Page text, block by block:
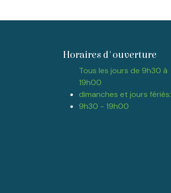
Horaires d'ouverture
Tous les jours de 9h30 à
19h00
dimanches et jours fériés:
9h30 - 19h00